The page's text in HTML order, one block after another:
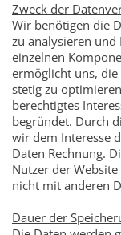
Zweck der
Wir benötigen die
zu analysieren
einzelnen
ermöglicht uns,
stetig zu
berechtigtes
begründet. Durch
wir dem Interesse
Daten Rechnung.
Nutzer der
nicht mit anderen
Dauer der